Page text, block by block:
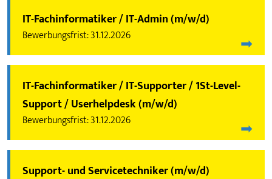
IT-Fachinformatiker / IT-Admin (m/w/d)
31.12.2026
IT-Fachinformatiker / IT-Supporter / 1St-Level-
Support / Userhelpdesk (m/w/d)
31.12.2026
Support- und Servicetechniker (m/w/d)